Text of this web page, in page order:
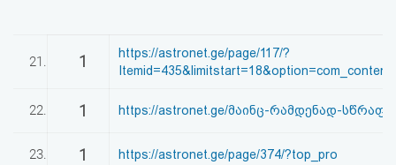
21. 1
https://astronet.ge/page/117/?
22. 1 https://astronet.ge/მაინც-რამდენად-
23. 1 https://astronet.ge/page/374/?top_pro